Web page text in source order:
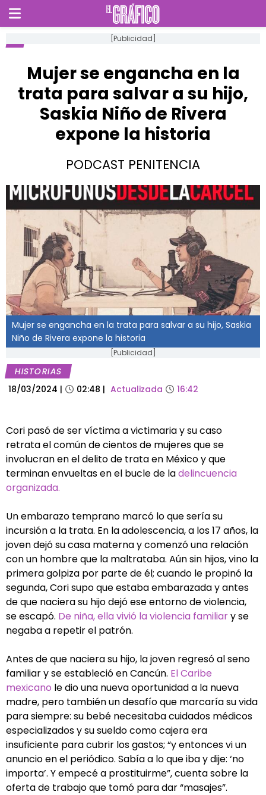
[Publicidad]
Mujer se engancha en la
trata para salvar a su hijo,
Saskia Niño de Rivera
expone la historia
PODCAST PENITENCIA
Mujer se engancha en la trata para salvar a su hijo, Saskia
Niño de Rivera expone la historia
[Publicidad]
HISTORIAS
18/03/2024 | 02:48 | Actualizada 16:42
Cori pasó de ser víctima a victimaria y su caso
retrata el común de cientos de mujeres que se
involucran en el delito de trata en México y que
terminan envueltas en el bucle de ladelincuencia
organizada.
Un embarazo temprano marcó lo que sería su
incursión a la trata. En la adolescencia, a los 17 años, la
joven dejó su casa materna y comenzó una relación
con un hombre que la maltrataba. Aún sin hijos, vino la
primera golpiza por parte de él; cuando le propinó la
segunda, Cori supo que estaba embarazada y antes
de que naciera su hijo dejó ese entorno de violencia,
se escapó. De niña, ella vivió la violencia familiary se
negaba a repetir el patrón.
Antes de que naciera su hijo, la joven regresó al seno
familiar y se estableció en Cancún. El Caribe
mexicano le dio una nueva oportunidad a la nueva
madre, pero también un desafío que marcaría su vida
para siempre: su bebé necesitaba cuidados médicos
especializados y su sueldo como cajera era
insuficiente para cubrir los gastos; “y entonces vi un
anuncio en el periódico. Sabía a lo que iba y dije: ‘no
importa’. Y empecé a prostituirme”, cuenta sobre la
oferta de trabajo que tomó para dar “masajes”.